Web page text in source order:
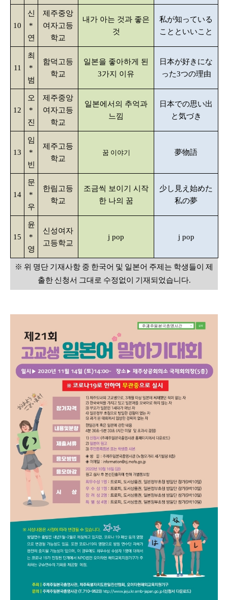
10
신
*
연
제주중앙
여자고등
학교
내가 아는 것과 좋은
것
私が知っている
ことといいこと
11
최
*
범
함덕고등
학교
일본을 좋아하게 된
3가지 이유
日本が好きにな
った3つの理由
12
오
*
진
제주중앙
여자고등
학교
일본에서의 추억과
느낌
日本での思い出
と気づき
13
임
*
빈
제주고등
학교
꿈 이야기 夢物語
14
문
*
우
한림고등
학교
조금씩 보이기 시작
한 나의 꿈
少し見え始めた
私の夢
15
윤
*
영
신성여자
고등학교
j pop j pop
※ 위 명단 기재사항 중 한국어 및 일본어 주제는 학생들이 제
출한 신청서 그대로 수정없이 기재되었습니다.